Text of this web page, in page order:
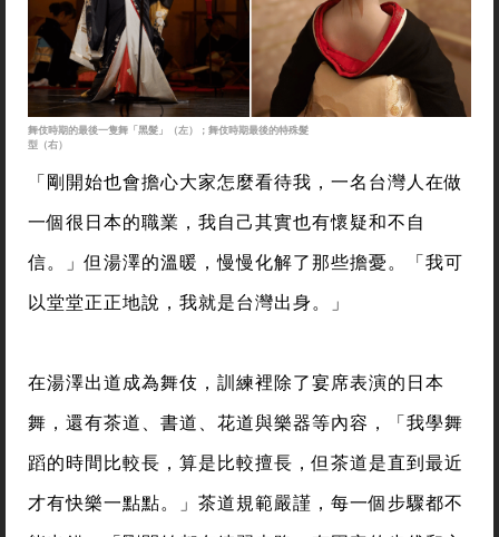
舞伎時期的最後一隻舞「黑髮」（左）；舞伎時期最後的特殊髮
型（右）
「剛開始也會擔心大家怎麼看待我，一名台灣人在做
一個很日本的職業，我自己其實也有懷疑和不自
信。」但湯澤的溫暖，慢慢化解了那些擔憂。「我可
以堂堂正正地說，我就是台灣出身。」
在湯澤出道成為舞伎，訓練裡除了宴席表演的日本
舞，還有茶道、書道、花道與樂器等內容，「我學舞
蹈的時間比較長，算是比較擅長，但茶道是直到最近
才有快樂一點點。」茶道規範嚴謹，每一個步驟都不